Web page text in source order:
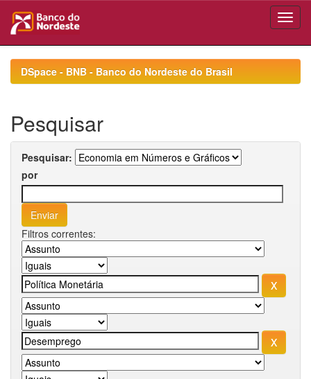
navigationDSpace - BNB - Banco do Nordeste do Brasil
Pesquisar
Pesquisar:
por
Filtros correntes: